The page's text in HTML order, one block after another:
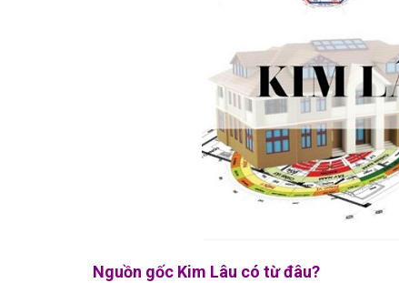
Nguồn gốc Kim Lâu có từ đâu?